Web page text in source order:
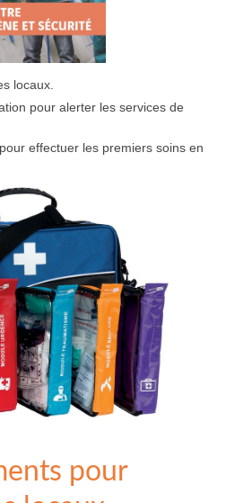
locaux.
pour alerter les services de
pour effectuer les premiers soins en
pour